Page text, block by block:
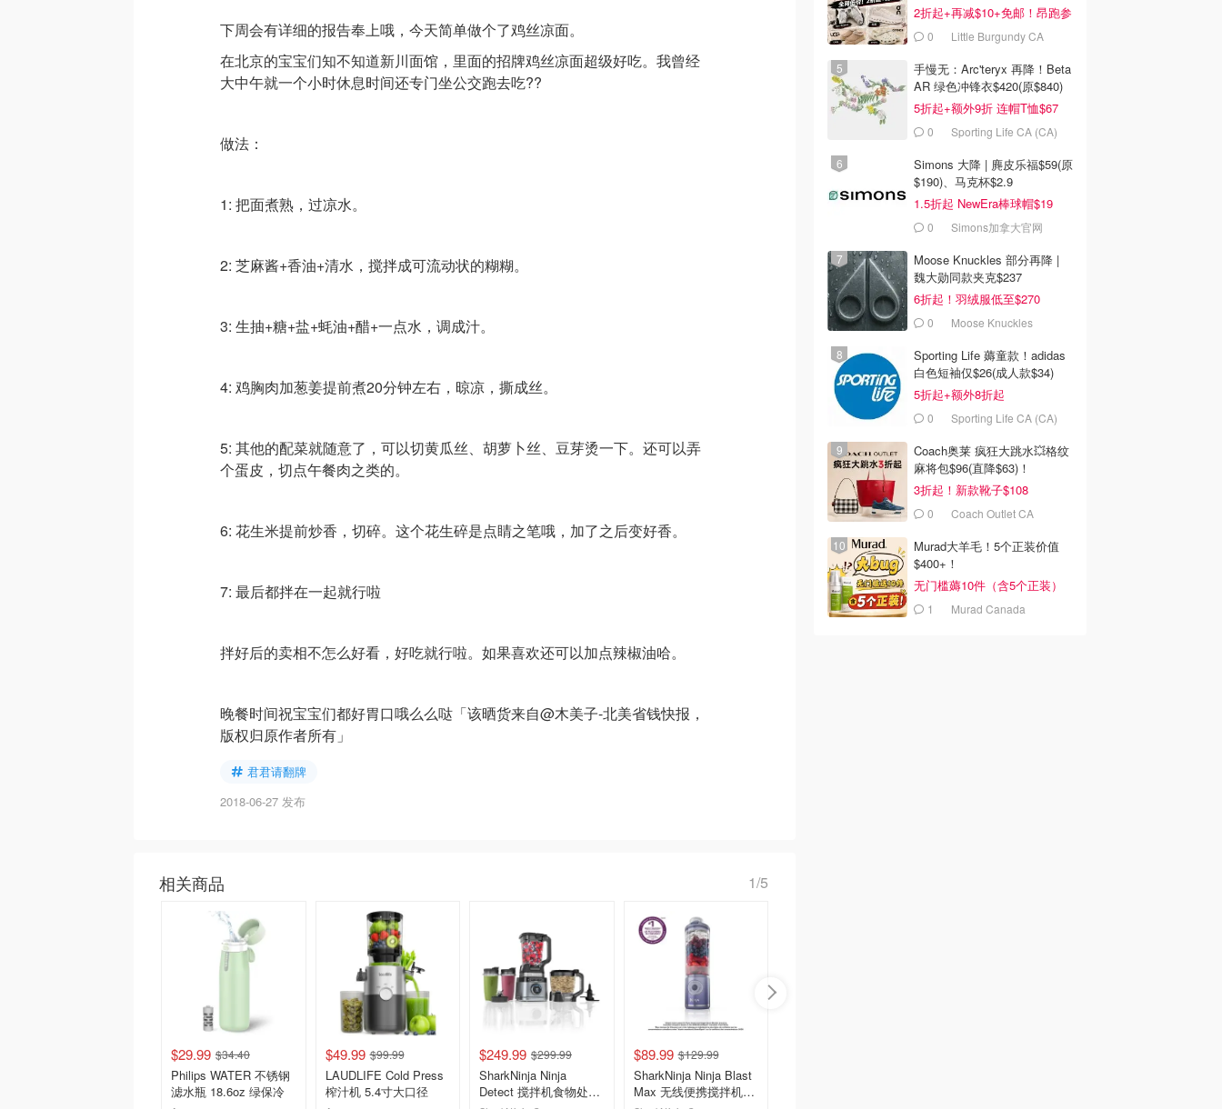
下周会有详细的报告奉上哦，今天简单做个了鸡丝凉面。
在北京的宝宝们知不知道新川面馆，里面的招牌鸡丝凉面超级好吃。我曾经
大中午就一个小时休息时间还专门坐公交跑去吃??
做法：
1: 把面煮熟，过凉水。
2: 芝麻酱+香油+清水，搅拌成可流动状的糊糊。
3: 生抽+糖+盐+蚝油+醋+一点水，调成汁。
4: 鸡胸肉加葱姜提前煮20分钟左右，晾凉，撕成丝。
5: 其他的配菜就随意了，可以切黄瓜丝、胡萝卜丝、豆芽烫一下。还可以弄
个蛋皮，切点午餐肉之类的。
6: 花生米提前炒香，切碎。这个花生碎是点睛之笔哦，加了之后变好香。
7: 最后都拌在一起就行啦
拌好后的卖相不怎么好看，好吃就行啦。如果喜欢还可以加点辣椒油哈。
晚餐时间祝宝宝们都好胃口哦么么哒「该晒货来自@木美子-北美省钱快报，
版权归原作者所有」
君君请翻牌
2018-06-27 发布
相关商品 1/5
$29.99 $34.40
Philips WATER 不锈钢
滤水瓶 18.6oz 绿保冷
$49.99 $99.99
LAUDLIFE Cold Press
榨汁机 5.4寸大口径
$249.99 $299.99
SharkNinja Ninja
Detect 搅拌机食物处理
$89.99 $129.99
SharkNinja Ninja Blast
Max 无线便携搅拌机
2折起+再减$10+免邮！昂跑参
加 0
Little Burgundy CA
手慢无：Arc'teryx 再降！Beta
AR 绿色冲锋衣$420(原$840)
5折起+额外9折 连帽T恤$67
0 Sporting Life CA (CA)
Simons 大降 | 麂皮乐福$59(原
$190)、马克杯$2.9
1.5折起 NewEra棒球帽$19
0 Simons加拿大官网
Moose Knuckles 部分再降 |
魏大勋同款夹克$237
6折起！羽绒服低至$270
0 Moose Knuckles
Sporting Life 薅童款！adidas
白色短袖仅$26(成人款$34)
5折起+额外8折起
0 Sporting Life CA (CA)
Coach奥莱 疯狂大跳水💥格纹
麻将包$96(直降$63)！
3折起！新款靴子$108
0 Coach Outlet CA
Murad大羊毛！5个正装价值
$400+！
无门槛薅10件（含5个正装）
1 Murad Canada